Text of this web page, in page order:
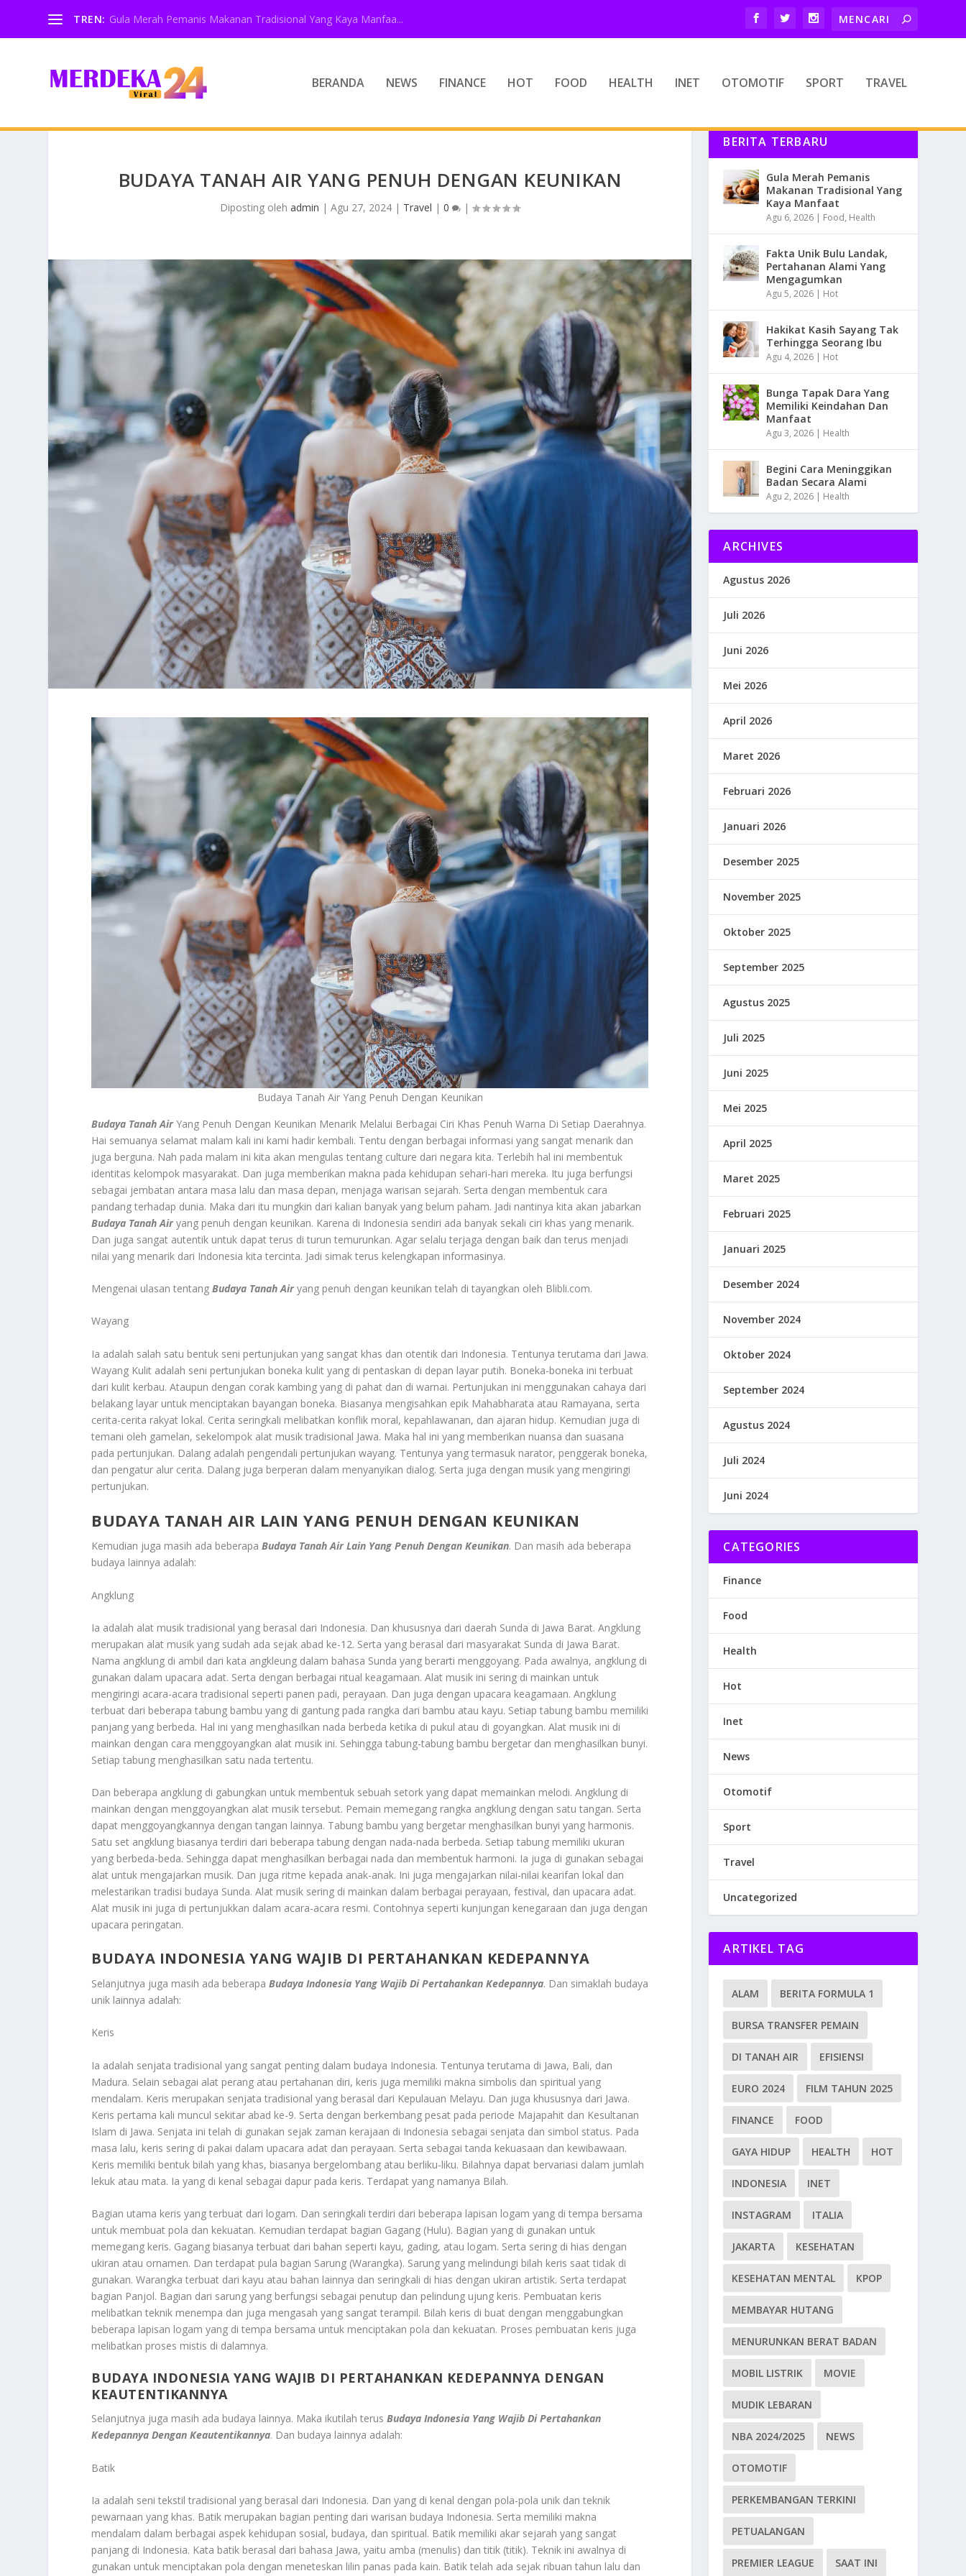
TREN: Gula Merah Pemanis Makanan Tradisional Yang Kaya Manfaa...
BERANDA NEWS FINANCE HOT FOOD HEALTH INET OTOMOTIF SPORT TRAVEL
BUDAYA TANAH AIR YANG PENUH DENGAN KEUNIKAN
Diposting olehadmin |Agu 27, 2024 | Travel |0 |
Budaya Tanah Air Yang Penuh Dengan Keunikan
Budaya Tanah AirYang Penuh Dengan Keunikan Menarik Melalui Berbagai Ciri Khas Penuh Warna Di Setiap Daerahnya.
Hai semuanya selamat malam kali ini kami hadir kembali. Tentu dengan berbagai informasi yang sangat menarik dan
juga berguna. Nah pada malam ini kita akan mengulas tentang culture dari negara kita. Terlebih hal ini membentuk
identitas kelompok masyarakat. Dan juga memberikan makna pada kehidupan sehari-hari mereka. Itu juga berfungsi
sebagai jembatan antara masa lalu dan masa depan, menjaga warisan sejarah. Serta dengan membentuk cara
pandang terhadap dunia. Maka dari itu mungkin dari kalian banyak yang belum paham. Jadi nantinya kita akan jabarkan
Budaya Tanah Airyang penuh dengan keunikan. Karena di Indonesia sendiri ada banyak sekali ciri khas yang menarik.
Dan juga sangat autentik untuk dapat terus di turun temurunkan. Agar selalu terjaga dengan baik dan terus menjadi
nilai yang menarik dari Indonesia kita tercinta. Jadi simak terus kelengkapan informasinya.
Mengenai ulasan tentangBudaya Tanah Airyang penuh dengan keunikan telah di tayangkan oleh Blibli.com.
Wayang
Ia adalah salah satu bentuk seni pertunjukan yang sangat khas dan otentik dari Indonesia. Tentunya terutama dari Jawa.
Wayang Kulit adalah seni pertunjukan boneka kulit yang di pentaskan di depan layar putih. Boneka-boneka ini terbuat
dari kulit kerbau. Ataupun dengan corak kambing yang di pahat dan di warnai. Pertunjukan ini menggunakan cahaya dari
belakang layar untuk menciptakan bayangan boneka. Biasanya mengisahkan epik Mahabharata atau Ramayana, serta
cerita-cerita rakyat lokal. Cerita seringkali melibatkan konflik moral, kepahlawanan, dan ajaran hidup. Kemudian juga di
temani oleh gamelan, sekelompok alat musik tradisional Jawa. Maka hal ini yang memberikan nuansa dan suasana
pada pertunjukan. Dalang adalah pengendali pertunjukan wayang. Tentunya yang termasuk narator, penggerak boneka,
dan pengatur alur cerita. Dalang juga berperan dalam menyanyikan dialog. Serta juga dengan musik yang mengiringi
pertunjukan.
BUDAYA TANAH AIR LAIN YANG PENUH DENGAN KEUNIKAN
Kemudian juga masih ada beberapaBudaya Tanah Air Lain Yang Penuh Dengan Keunikan. Dan masih ada beberapa
budaya lainnya adalah:
Angklung
Ia adalah alat musik tradisional yang berasal dari Indonesia. Dan khususnya dari daerah Sunda di Jawa Barat. Angklung
merupakan alat musik yang sudah ada sejak abad ke-12. Serta yang berasal dari masyarakat Sunda di Jawa Barat.
Nama angklung di ambil dari kata angkleung dalam bahasa Sunda yang berarti menggoyang. Pada awalnya, angklung di
gunakan dalam upacara adat. Serta dengan berbagai ritual keagamaan. Alat musik ini sering di mainkan untuk
mengiringi acara-acara tradisional seperti panen padi, perayaan. Dan juga dengan upacara keagamaan. Angklung
terbuat dari beberapa tabung bambu yang di gantung pada rangka dari bambu atau kayu. Setiap tabung bambu memiliki
panjang yang berbeda. Hal ini yang menghasilkan nada berbeda ketika di pukul atau di goyangkan. Alat musik ini di
mainkan dengan cara menggoyangkan alat musik ini. Sehingga tabung-tabung bambu bergetar dan menghasilkan bunyi.
Setiap tabung menghasilkan satu nada tertentu.
Dan beberapa angklung di gabungkan untuk membentuk sebuah setork yang dapat memainkan melodi. Angklung di
mainkan dengan menggoyangkan alat musik tersebut. Pemain memegang rangka angklung dengan satu tangan. Serta
dapat menggoyangkannya dengan tangan lainnya. Tabung bambu yang bergetar menghasilkan bunyi yang harmonis.
Satu set angklung biasanya terdiri dari beberapa tabung dengan nada-nada berbeda. Setiap tabung memiliki ukuran
yang berbeda-beda. Sehingga dapat menghasilkan berbagai nada dan membentuk harmoni. Ia juga di gunakan sebagai
alat untuk mengajarkan musik. Dan juga ritme kepada anak-anak. Ini juga mengajarkan nilai-nilai kearifan lokal dan
melestarikan tradisi budaya Sunda. Alat musik sering di mainkan dalam berbagai perayaan, festival, dan upacara adat.
Alat musik ini juga di pertunjukkan dalam acara-acara resmi. Contohnya seperti kunjungan kenegaraan dan juga dengan
upacara peringatan.
BUDAYA INDONESIA YANG WAJIB DI PERTAHANKAN KEDEPANNYA
Selanjutnya juga masih ada beberapaBudaya Indonesia Yang Wajib Di Pertahankan Kedepannya. Dan simaklah budaya
unik lainnya adalah:
Keris
Ia adalah senjata tradisional yang sangat penting dalam budaya Indonesia. Tentunya terutama di Jawa, Bali, dan
Madura. Selain sebagai alat perang atau pertahanan diri, keris juga memiliki makna simbolis dan spiritual yang
mendalam. Keris merupakan senjata tradisional yang berasal dari Kepulauan Melayu. Dan juga khususnya dari Jawa.
Keris pertama kali muncul sekitar abad ke-9. Serta dengan berkembang pesat pada periode Majapahit dan Kesultanan
Islam di Jawa. Senjata ini telah di gunakan sejak zaman kerajaan di Indonesia sebagai senjata dan simbol status. Pada
masa lalu, keris sering di pakai dalam upacara adat dan perayaan. Serta sebagai tanda kekuasaan dan kewibawaan.
Keris memiliki bentuk bilah yang khas, biasanya bergelombang atau berliku-liku. Bilahnya dapat bervariasi dalam jumlah
lekuk atau mata. Ia yang di kenal sebagai dapur pada keris. Terdapat yang namanya Bilah.
Bagian utama keris yang terbuat dari logam. Dan seringkali terdiri dari beberapa lapisan logam yang di tempa bersama
untuk membuat pola dan kekuatan. Kemudian terdapat bagian Gagang (Hulu). Bagian yang di gunakan untuk
memegang keris. Gagang biasanya terbuat dari bahan seperti kayu, gading, atau logam. Serta sering di hias dengan
ukiran atau ornamen. Dan terdapat pula bagian Sarung (Warangka). Sarung yang melindungi bilah keris saat tidak di
gunakan. Warangka terbuat dari kayu atau bahan lainnya dan seringkali di hias dengan ukiran artistik. Serta terdapat
bagian Panjol. Bagian dari sarung yang berfungsi sebagai penutup dan pelindung ujung keris. Pembuatan keris
melibatkan teknik menempa dan juga mengasah yang sangat terampil. Bilah keris di buat dengan menggabungkan
beberapa lapisan logam yang di tempa bersama untuk menciptakan pola dan kekuatan. Proses pembuatan keris juga
melibatkan proses mistis di dalamnya.
BUDAYA INDONESIA YANG WAJIB DI PERTAHANKAN KEDEPANNYA DENGAN
KEAUTENTIKANNYA
Selanjutnya juga masih ada budaya lainnya. Maka ikutilah terusBudaya Indonesia Yang Wajib Di Pertahankan
Kedepannya Dengan Keautentikannya. Dan budaya lainnya adalah:
Batik
Ia adalah seni tekstil tradisional yang berasal dari Indonesia. Dan yang di kenal dengan pola-pola unik dan teknik
pewarnaan yang khas. Batik merupakan bagian penting dari warisan budaya Indonesia. Serta memiliki makna
mendalam dalam berbagai aspek kehidupan sosial, budaya, dan spiritual. Batik memiliki akar sejarah yang sangat
panjang di Indonesia. Kata batik berasal dari bahasa Jawa, yaitu amba (menulis) dan titik (titik). Teknik ini awalnya di
gunakan untuk menciptakan pola dengan meneteskan lilin panas pada kain. Batik telah ada sejak ribuan tahun lalu dan
BERITA TERBARU
Gula Merah Pemanis
Makanan Tradisional Yang
Kaya Manfaat
Agu 6, 2026 | Food, Health
Fakta Unik Bulu Landak,
Pertahanan Alami Yang
Mengagumkan
Agu 5, 2026 | Hot
Hakikat Kasih Sayang Tak
Terhingga Seorang Ibu
Agu 4, 2026 | Hot
Bunga Tapak Dara Yang
Memiliki Keindahan Dan
Manfaat
Agu 3, 2026 | Health
Begini Cara Meninggikan
Badan Secara Alami
Agu 2, 2026 | Health
ARCHIVES
Agustus 2026
Juli 2026
Juni 2026
Mei 2026
April 2026
Maret 2026
Februari 2026
Januari 2026
Desember 2025
November 2025
Oktober 2025
September 2025
Agustus 2025
Juli 2025
Juni 2025
Mei 2025
April 2025
Maret 2025
Februari 2025
Januari 2025
Desember 2024
November 2024
Oktober 2024
September 2024
Agustus 2024
Juli 2024
Juni 2024
CATEGORIES
Finance
Food
Health
Hot
Inet
News
Otomotif
Sport
Travel
Uncategorized
ARTIKEL TAG
ALAM BERITA FORMULA 1
BURSA TRANSFER PEMAIN
DI TANAH AIR EFISIENSI
EURO 2024 FILM TAHUN 2025
FINANCE FOOD
GAYA HIDUP HEALTH HOT
INDONESIA INET
INSTAGRAM ITALIA
JAKARTA KESEHATAN
KESEHATAN MENTAL KPOP
MEMBAYAR HUTANG
MENURUNKAN BERAT BADAN
MOBIL LISTRIK MOVIE
MUDIK LEBARAN
NBA 2024/2025 NEWS
OTOMOTIF
PERKEMBANGAN TERKINI
PETUALANGAN
PREMIER LEAGUE SAAT INI